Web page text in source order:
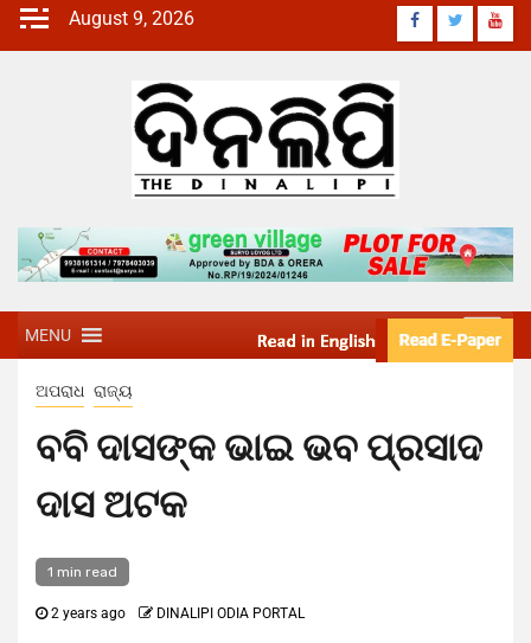
August 9, 2026
MENU
ଅପରାଧ ରାଜ୍ୟ
ବବି ଦାସଙ୍କ ଭାଇ ଭବ ପ୍ରସାଦ
ଦାସ ଅଟକ
1 min read
2 years ago DINALIPI ODIA PORTAL